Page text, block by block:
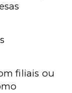
filiais ou